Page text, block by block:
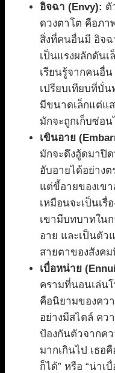
อิจฉา (Envy): ตั
ดวงตาโต คือภา
สิ่งที่คนอื่นมี อิจ
เป็นแรงผลักดันเ
เรียนรู้จากคนอื่
เปรียบเทียบที่บั่
มีขนาดเล็กแต่แ
มักจะถูกเก็บซ่อน
เขินอาย
มักจะดึงฮู้ดมาปิ
อับอายได้อย่างต
แต่ขี้อายของเข
เหมือนจะเป็นเรื่
เขามีบทบาทใน
อาย และเป็นตัว
สายตาของสังค
เบื่อหน่าย
ครามที่นอนเล่น
คือนิยามของคว
อย่างมีสไตล์ คว
ป้องกันตัวจากค
มากเกินไป เธอ
ก็ได้” หรือ “น่าเ